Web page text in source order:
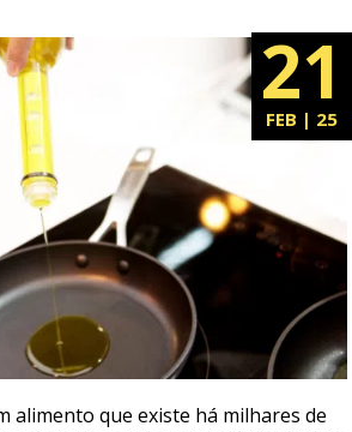
21
FEB | 25
alimento que existe há milhares de